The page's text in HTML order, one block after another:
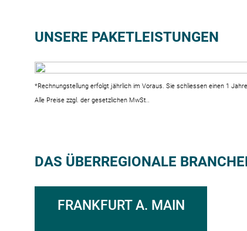
UNSERE PAKETLEISTUNGEN
*Rechnungstellung erfolgt jährlich im Voraus. Sie schliessen einen 1
DAS ÜBERREGIONALE
FRANKFURT A. MAIN